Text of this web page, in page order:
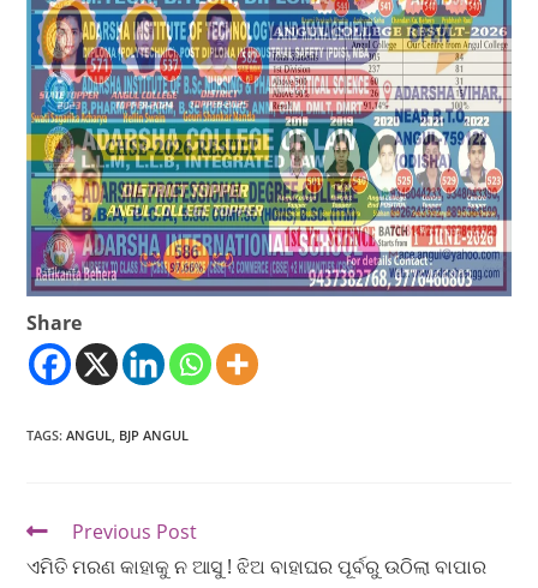
Share
TAGS:ANGUL, BJP ANGUL
Previous Post
ଏମିତି ମରଣ କାହାକୁ ନ ଆସୁ ! ଝିଅ ବାହାଘର ପୂର୍ବରୁ ଉଠିଲା ବାପାର